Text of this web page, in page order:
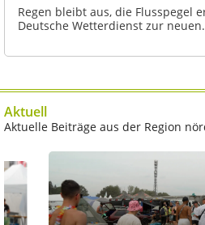
Regen bleibt aus, die Flusspegel
Deutsche Wetterdienst zur
Aktuell
Aktuelle Beiträge aus der Region